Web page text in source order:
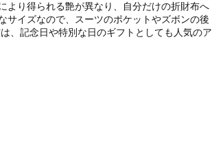
より得られる艶が異なり、自分だけの折財布へ
サイズなので、スーツのポケットやズボンの後
、記念日や特別な日のギフトとしても人気のア